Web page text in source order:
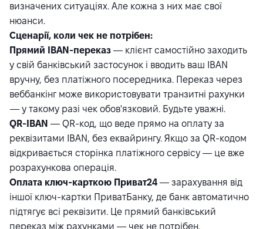
визначених ситуаціях. Але кожна з них має свої
нюанси.
Сценарії, коли чек не потрібен:
Прямий IBAN-переказ — клієнт самостійно заходить
у свій банківський застосунок і вводить ваш IBAN
вручну, без платіжного посередника. Переказ через
веббанкінг може використовувати транзитні рахунки
— у такому разі чек обов'язковий. Будьте уважні.
QR-IBAN — QR-код, що веде прямо на оплату за
реквізитами IBAN, без еквайрингу. Якщо за QR-кодом
відкривається сторінка платіжного сервісу — це вже
розрахункова операція.
Оплата ключ-карткою Приват24 — зарахування від
іншої ключ-картки ПриватБанку, де банк автоматично
підтягує всі реквізити. Це прямий банківський
переказ між рахунками — чек не потрібен.